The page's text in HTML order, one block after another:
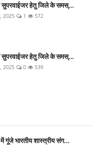
सुपरवाईजर हेतु जिले के समस्...
2025 1 572
सुपरवाईजर हेतु जिले के समस्...
2025 0 539
गूंजे भारतीय शास्त्रीय संग...